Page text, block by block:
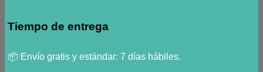
Tiempo de entrega
📦 Envío gratis y estándar: 7 días hábiles.